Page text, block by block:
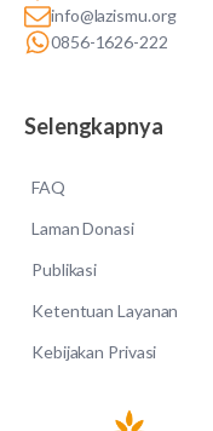
info@lazismu.org
0856-1626-222
Selengkapnya
FAQ
Laman Donasi
Publikasi
Ketentuan Layanan
Kebijakan Privasi